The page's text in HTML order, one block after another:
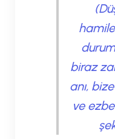
biraz
anı,
ve